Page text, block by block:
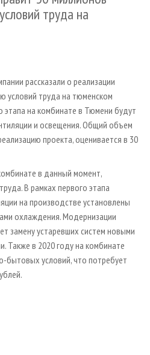
ПЛИТ
труда на
рассказали о реализации
условий труда на тюменском
этапа на комбинате в Тюмени будут
и освещения. Общий объем
проекта, оценивается в 30
в данный момент,
В рамках первого этапа
на производстве установлены
охлаждения. Модернизации
замену устаревших систем новыми
Также в 2020 году на комбинате
бытовых условий, что потребует